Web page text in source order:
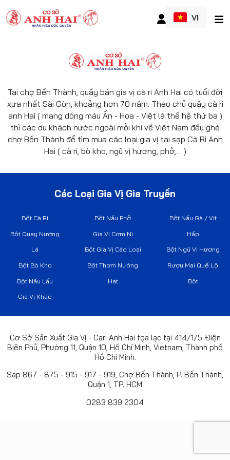
VI
Tại chợ Bến Thành, quầy bán gia vị cà ri Anh Hai có tuổi đời
xưa nhất Sài Gòn, khoảng hơn 70 năm. Theo chủ quầy cà ri
anh Hai ( mang dòng máu Ấn - Hoa - Việt là thế hệ thứ ba )
thì các du khách nước ngoài mỗi khi về Việt Nam đều ghé
chợ Bến Thành để tìm mua các loại gia vị tại sạp Cà Ri Anh
Hai ( cà ri, bò kho, ngũ vị hương, phở,… )
Các Loại Gia Vị Gia Truyền
Bột Cà Ri Bột Nấu Phở Bột Nấu Gà / Vịt
Bột Quay Nướng Gia Vị Cơm Nị Hấp
Lá Bột Gia Vị Các Loại Bột Ngũ Vị Hương
Bột Bò Kho Bột Thơm Nướng Rượu Mai Quế Lộ
Bột Nấu Lẩu Hạt Bột
Gia Vị Khác
Cơ Sở Sản Xuất Gia Vị - Cari Anh Hai tọa lạc tại 414/1/5 Điện
Biên Phủ, Phường 11, Quận 10, Hồ Chí Minh, Vietnam, Thành phố
Hồ Chí Minh.
Sạp 867 - 875 - 915 - 917 - 919, Chợ Bến Thành, P. Bến Thành,
Quận 1, TP. HCM
0283 839 2304